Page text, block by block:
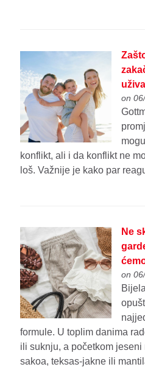
on
konflikt, ali i da konflikt ne
loš. Važnije je kako par
Ne
on
formule. U toplim danima
ili suknju, a početkom
sakoa, teksas-jakne ili